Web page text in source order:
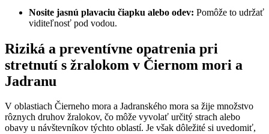
Nosite jasnú plavaciu čiapku alebo odev: Pomôže to udržať
viditeľnosť pod vodou.
Riziká a preventívne opatrenia pri
stretnutí s žralokom v Čiernom mori a
Jadranu
V oblastiach Čierneho mora a Jadranského mora sa žije množstvo
rôznych druhov žralokov, čo môže vyvolať určitý strach alebo
obavy u návštevníkov týchto oblastí. Je však dôležité si uvedomiť,